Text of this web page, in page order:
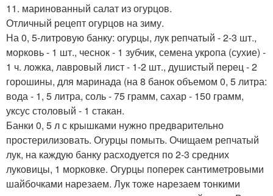
11. маринованный салат из огурцов.
Отличный рецепт огурцов на зиму.
На 0, 5-литровую банку: огурцы, лук репчатый - 2-3 шт.,
морковь - 1 шт., чеснок - 1 зубчик, семена укропа (сухие) -
1 ч. ложка, лавровый лист - 1-2 шт., душистый перец - 2
горошины, для маринада (на 8 банок объемом 0, 5 литра:
вода - 1, 5 литра, соль - 75 грамм, сахар - 150 грамм,
уксус столовый - 1 стакан.
Банки 0, 5 л с крышками нужно предварительно
простерилизовать. Огурцы помыть. Очищаем репчатый
лук, на каждую банку расходуется по 2-3 средних
луковицы, 1 морковке. Огурцы поперек сантиметровыми
шайбочками нарезаем. Лук тоже нарезаем тонкими